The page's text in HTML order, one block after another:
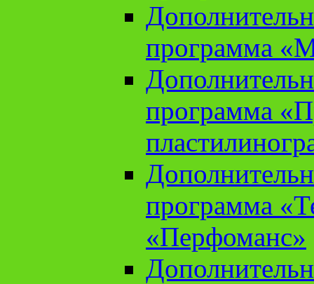
программа
программа
программа
«Перфоманс»